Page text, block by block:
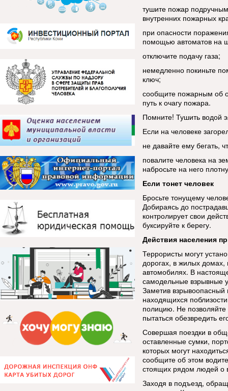
тушите пожар
внутренних пожарных
при опасности
помощью автоматов на
отключите подачу газа;
немедленно покиньте
ключ;
сообщите пожарным об
путь к очагу пожара.
Помните! Тушить водой
Если на человеке
не давайте ему бегать,
повалите человека на
набросьте на него
Если тонет человек
Бросьте тонущему
Добираясь до
контролирует свои
буксируйте к берегу.
Действия населения
Террористы могут
дорогах, в жилых домах,
автомобилях. В
самодельные взрывные
Заметив взрывоопасный
находящихся
полицию. Не
пытаться обезвредить
Совершая поездки в
оставленные сумки,
которых могут
сообщите об этом
стоящих рядом людей о
Заходя в подъезд,